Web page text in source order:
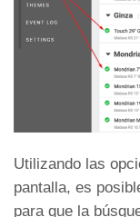
Utilizando las
pantalla, es
para que la